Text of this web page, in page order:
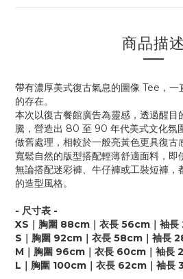
商品描述
帶有濃厚美式復古氣息的圖像 Tee，
的存在。
本次以復古餐館廣告為靈感，透過醒目
騰，營造出 80 至 90 年代美式文化氛
做舊處理，相較於一般亮黃色更具復古
寬鬆自然的版型搭配輕薄舒適面料，即
無論搭配迷彩褲、牛仔褲或工裝短褲，
的造型風格。
- 尺寸表 -
XS｜胸圍 88cm｜衣長 56cm｜袖
S｜胸圍 92cm｜衣長 58cm｜袖長
M｜胸圍 96cm｜衣長 60cm｜袖長
L｜胸圍 100cm｜衣長 62cm｜袖